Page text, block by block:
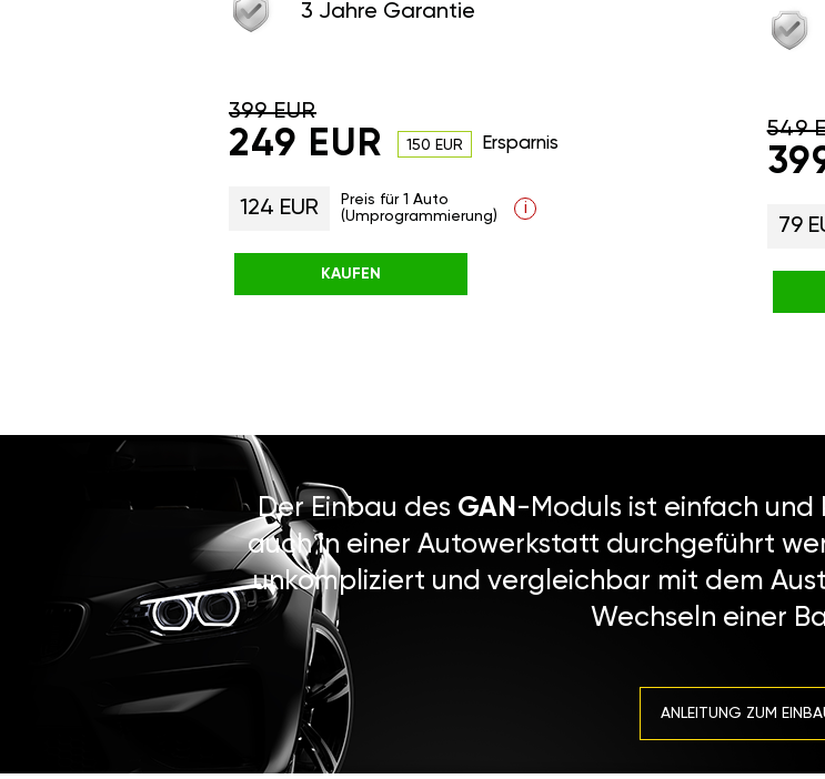
549
79
3 Jahre Garantie
399 EUR
249 EUR 150 EUR Ersparnis
124 EUR
Preis für 1 Auto
(Umprogrammierung)
i
KAUFEN
Der Einbau des GAN -Moduls ist einfach und
auch in einer Autowerkstatt durchgeführt
unkompliziert und vergleichbar mit dem
Wechseln einer
ANLEITUNG ZUM